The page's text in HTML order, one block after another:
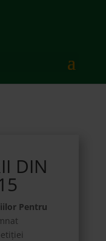
DIN
Pentru